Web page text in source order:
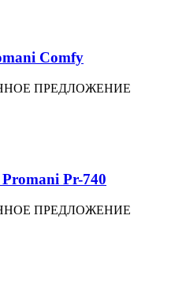
Comfy
ПРЕДЛОЖЕНИЕ
Pr-740
ПРЕДЛОЖЕНИЕ